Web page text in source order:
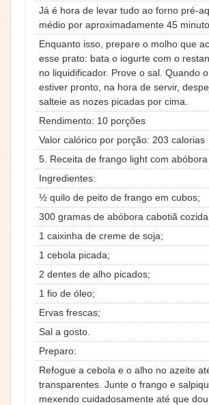
Já é hora de levar tudo ao forno pré-
médio por aproximadamente 45
Enquanto isso, prepare o molho que
esse prato: bata o iogurte com o
no liquidificador. Prove o sal. Quando
estiver pronto, na hora de servir,
salteie as nozes picadas por cima.
Rendimento: 10 porções
Valor calórico por porção: 203 calorias
5. Receita de frango light com abóbora
Ingredientes:
½ quilo de peito de frango em cubos;
300 gramas de abóbora cabotiã
1 caixinha de creme de soja;
1 cebola picada;
2 dentes de alho picados;
1 fio de óleo;
Ervas frescas;
Sal a gosto.
Preparo:
Refogue a cebola e o alho no azeite
transparentes. Junte o frango e
mexendo cuidadosamente até que